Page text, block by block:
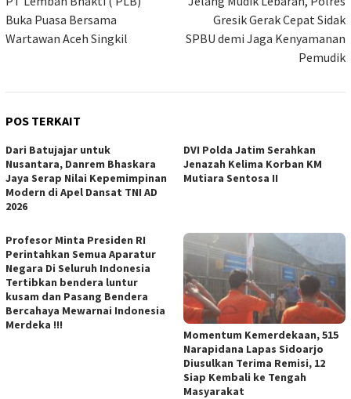
Buka Puasa Bersama
Wartawan Aceh Singkil
Gresik Gerak Cepat Sidak
SPBU demi Jaga Kenyamanan
Pemudik
POS TERKAIT
Dari Batujajar untuk
Nusantara, Danrem Bhaskara
Jaya Serap Nilai Kepemimpinan
Modern di Apel Dansat TNI AD
2026
DVI Polda Jatim Serahkan
Jenazah Kelima Korban KM
Mutiara Sentosa II
Profesor Minta Presiden RI
Perintahkan Semua Aparatur
Negara Di Seluruh Indonesia
Tertibkan bendera luntur
kusam dan Pasang Bendera
Bercahaya Mewarnai Indonesia
Merdeka !!!
Momentum Kemerdekaan, 515
Narapidana Lapas Sidoarjo
Diusulkan Terima Remisi, 12
Siap Kembali ke Tengah
Masyarakat